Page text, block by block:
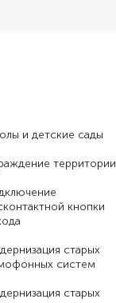
и детские сады
территории
кнопки
старых
систем
старых